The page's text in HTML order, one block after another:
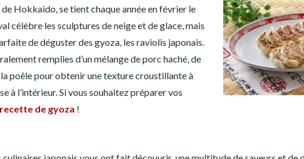
de Hokkaido, se tient chaque année en février le
célèbre les sculptures de neige et de glace, mais
de déguster des gyoza, les raviolis japonais.
remplies d’un mélange de porc haché, de
la poêle pour obtenir une texture croustillante à
à l’intérieur. Si vous souhaitez préparer vos
recette de gyoza !